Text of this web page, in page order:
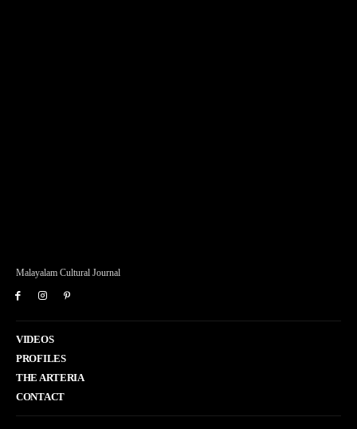
Malayalam Cultural Journal
VIDEOS
PROFILES
THE ARTERIA
CONTACT